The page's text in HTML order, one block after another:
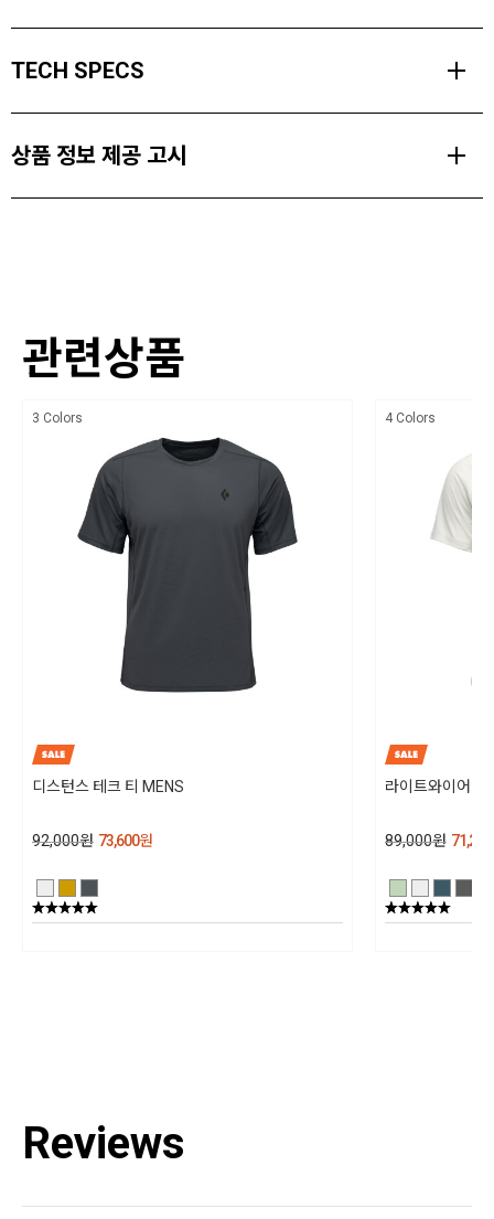
신축성이 있는 유기농 면 저지 원단으로 만들어져 당신의 움직임에 맞
춰 늘어나며 피부에 부드럽게 닿습니다.
성능을 중심으로 한 패턴으로 제작되어 일반적인 티셔츠와는 다르게
유기농 면 소재 포함
사이즈: S~XL
무게: 156 g
TECH SPECS
Organic Cotton Stretch Jersey (160gsm. 96% Organic Cotton.
4% Elastane)
상품 정보 제공 고시
상세설명참조
치수
블랙다이아몬드/ 수입자 (주)블랙다이아몬드 코리아
세탁방법 및 취급시 주의사항
그늘에서 말려주십시오. 다림질은 하시면 안되고, 표백제 강력(효소) 세제 및 섬
유 유연제는 사용하지 말아주십시오
제조년월
품질보증기준
관련상품
3 Colors
디스턴스 테크 티 MENS
92,000원 73,600원
4 Colors
라이트와이어 테
89,000원 71,200
Reviews